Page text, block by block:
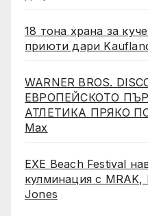
18 тона храна за
приюти дари
WARNER BROS.
ЕВРОПЕЙСКОТО
АТЛЕТИКА ПРЯКО
Мах
EXE Beach Festival
кулминация с MRAK,
Jones